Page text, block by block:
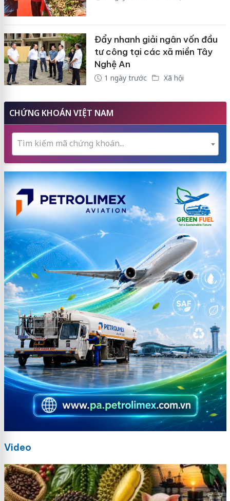
Đẩy nhanh giải ngân vốn đầu
tư công tại các xã miền Tây
Nghệ An
1 ngày trước Xã hội
CHỨNG KHOÁN VIỆT NAM
Tìm kiếm mã chứng khoán...
Video